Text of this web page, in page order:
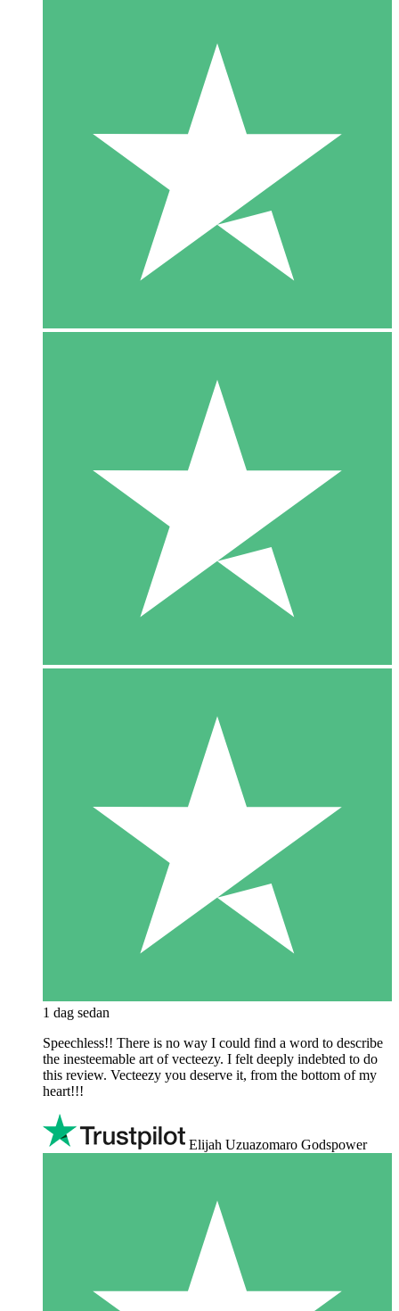
1 dag sedan
Speechless!! There is no way I could find a word to describe
the inesteemable art of vecteezy. I felt deeply indebted to do
this review. Vecteezy you deserve it, from the bottom of my
heart!!!
Elijah Uzuazomaro Godspower